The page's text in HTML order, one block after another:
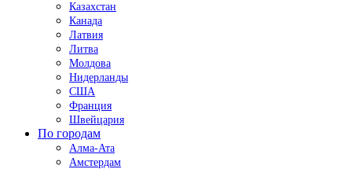
Казахстан
Канада
Латвия
Литва
Молдова
Нидерланды
США
Франция
Швейцария
По городам
Алма-Ата
Амстердам